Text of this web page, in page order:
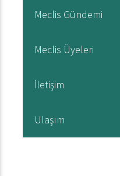
Meclis Gündemi
Meclis Üyeleri
İletişim
Ulaşım